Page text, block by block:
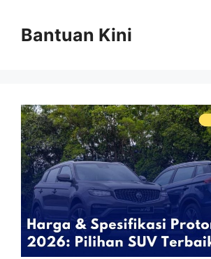
contentBantuan Kini